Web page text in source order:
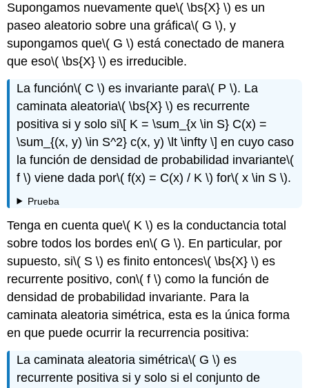
Supongamos nuevamente que\( \bs{X} \) es un
paseo aleatorio sobre una gráfica\( G \), y
supongamos que\( G \) está conectado de manera
que eso\( \bs{X} \) es irreducible.
La función\( C \) es invariante para\( P \). La
caminata aleatoria\( \bs{X} \) es recurrente
positiva si y solo si\[ K = \sum_{x \in S} C(x) =
\sum_{(x, y) \in S^2} c(x, y) \lt \infty \] en cuyo caso
la función de densidad de probabilidad invariante\(
f \) viene dada por\( f(x) = C(x) / K \) for\( x \in S \).
Prueba
Tenga en cuenta que\( K \) es la conductancia total
sobre todos los bordes en\( G \). En particular, por
supuesto, si\( S \) es finito entonces\( \bs{X} \) es
recurrente positivo, con\( f \) como la función de
densidad de probabilidad invariante. Para la
caminata aleatoria simétrica, esta es la única forma
en que puede ocurrir la recurrencia positiva:
La caminata aleatoria simétrica\( G \) es
recurrente positiva si y solo si el conjunto de